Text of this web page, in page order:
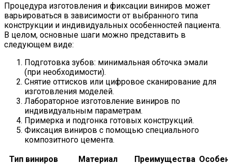
Процедура изготовления и фиксации виниров может
варьироваться в зависимости от выбранного типа
конструкции и индивидуальных особенностей пациента.
В целом, основные шаги можно представить в
следующем виде:
Подготовка зубов: минимальная обточка эмали
(при необходимости).
Снятие оттисков или цифровое сканирование для
изготовления моделей.
Лабораторное изготовление виниров по
индивидуальным параметрам.
Примерка и подгонка готовых конструкций.
Фиксация виниров с помощью специального
композитного цемента.
Тип виниров
Материал Преимущества